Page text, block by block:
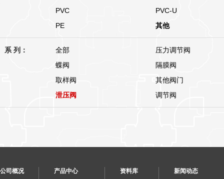
PVC
PVC-U
PE
其他
系 列： 全部
压力调节阀
蝶阀
隔膜阀
取样阀
其他阀门
泄压阀
调节阀
公司概况 产品中心 资料库 新闻动态